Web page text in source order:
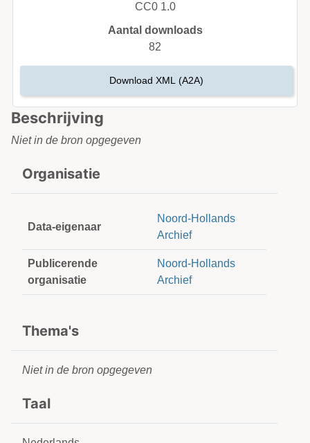
Beschrijving
Niet in de bron opgegeven
Organisatie
Data-eigenaar
Noord-Hollands
Archief
Publicerende
organisatie
Noord-Hollands
Archief
Thema's
Niet in de bron opgegeven
Taal
CC0 1.0
Aantal downloads
82
Download XML (A2A)